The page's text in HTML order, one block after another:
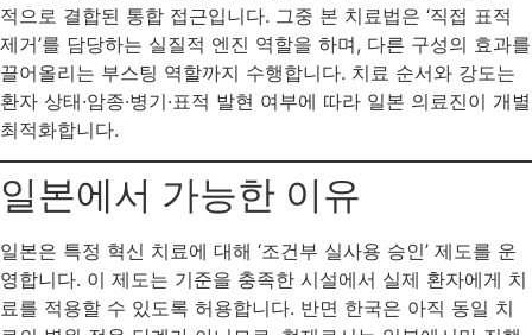
적으로 결합된 통합 접근입니다. 그중 본 치료법은 ‘직접 표적
제거’를 담당하는 실질적 엔진 역할을 하며, 다른 구성의 효과를
끌어올리는 부스팅 역할까지 수행합니다. 치료 순서와 강도는
환자 상태·암종·병기·표적 발현 여부에 따라 일본 의료진이 개별
최적화합니다.
일본에서 가능한 이유
일본은 특정 혁신 치료에 대해 ‘조건부 실사용 승인’ 제도를 운
영합니다. 이 제도는 기준을 충족한 시설에서 실제 환자에게 치
료를 적용할 수 있도록 허용합니다. 반면 한국은 아직 동일 치